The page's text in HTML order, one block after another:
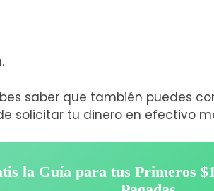
saber que también puedes
solicitar tu dinero en efectivo
la Guía para tus Primeros